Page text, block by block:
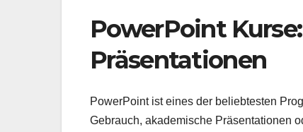
PowerPoint
Präsentationen
PowerPoint ist eines der beliebtesten
Gebrauch, akademische Präsentationen